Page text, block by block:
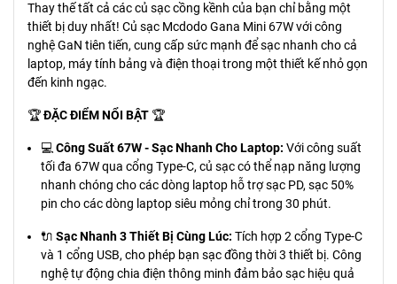
Thay thế tất cả các củ sạc cồng kềnh của bạn chỉ bằng một
thiết bị duy nhất! Củ sạc Mcdodo Gana Mini 67W với công
nghệ GaN tiên tiến, cung cấp sức mạnh để sạc nhanh cho cả
laptop, máy tính bảng và điện thoại trong một thiết kế nhỏ gọn
đến kinh ngạc.
🏆ĐẶC ĐIỂM NỔI BẬT 🏆
💻 Công Suất 67W - Sạc Nhanh Cho Laptop: Với công suất
tối đa 67W qua cổng Type-C, củ sạc có thể nạp năng lượng
nhanh chóng cho các dòng laptop hỗ trợ sạc PD, sạc 50%
pin cho các dòng laptop siêu mỏng chỉ trong 30 phút.
🔌 Sạc Nhanh 3 Thiết Bị Cùng Lúc: Tích hợp 2 cổng Type-C
và 1 cổng USB, cho phép bạn sạc đồng thời 3 thiết bị. Công
nghệ tự động chia điện thông minh đảm bảo sạc hiệu quả